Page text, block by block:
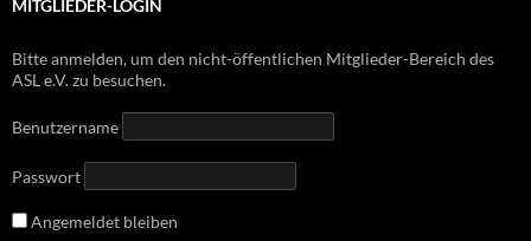
MITGLIEDER-LOGIN
Bitte anmelden, um den nicht-öffentlichen Mitglieder-Bereich des
ASL e.V. zu besuchen.
Benutzername
Passwort
Angemeldet bleiben